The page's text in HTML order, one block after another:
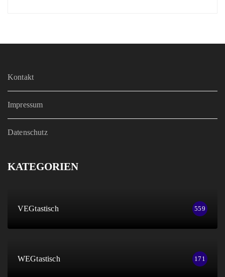
Kontakt
Impressum
Datenschutz
KATEGORIEN
VEGtastisch 559
WEGtastisch 171